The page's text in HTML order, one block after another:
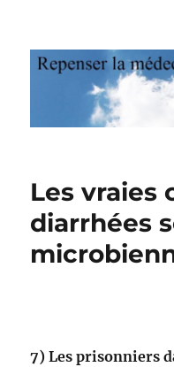
Repenser la
Les vraies
diarrhées
7)Les prisonniers